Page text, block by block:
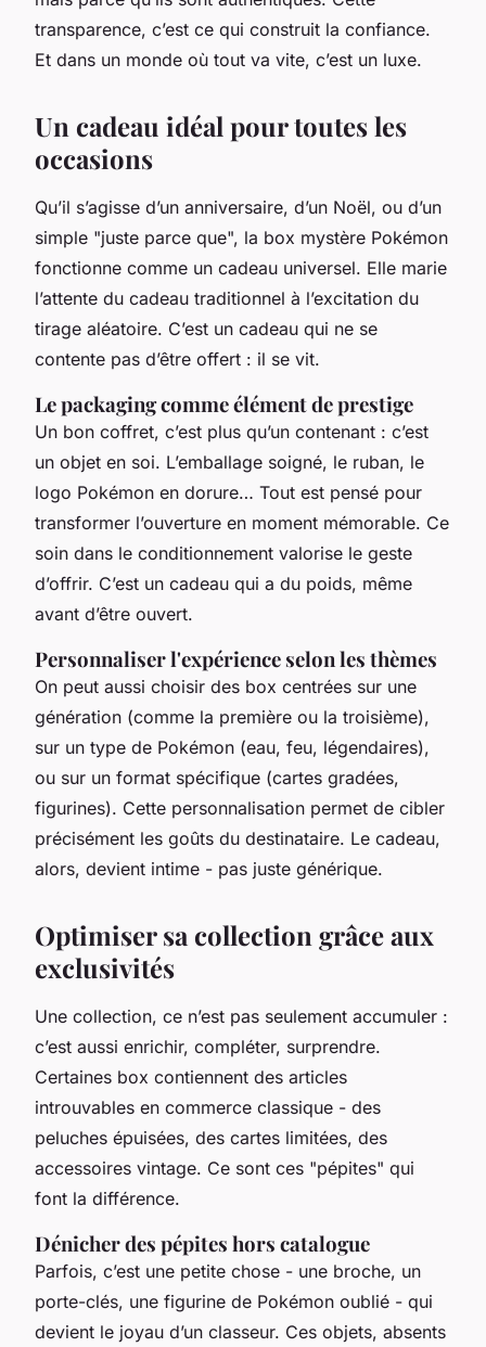
transparence, c’est ce qui construit la confiance.
Et dans un monde où tout va vite, c’est un luxe.
Un cadeau idéal pour toutes les
occasions
Qu’il s’agisse d’un anniversaire, d’un Noël, ou d’un
simple "juste parce que", la box mystère Pokémon
fonctionne comme un cadeau universel. Elle marie
l’attente du cadeau traditionnel à l’excitation du
tirage aléatoire. C’est un cadeau qui ne se
contente pas d’être offert : il se vit.
Le packaging comme élément de prestige
Un bon coffret, c’est plus qu’un contenant : c’est
un objet en soi. L’emballage soigné, le ruban, le
logo Pokémon en dorure… Tout est pensé pour
transformer l’ouverture en moment mémorable. Ce
soin dans le conditionnement valorise le geste
d’offrir. C’est un cadeau qui a du poids, même
avant d’être ouvert.
Personnaliser l'expérience selon les thèmes
On peut aussi choisir des box centrées sur une
génération (comme la première ou la troisième),
sur un type de Pokémon (eau, feu, légendaires),
ou sur un format spécifique (cartes gradées,
figurines). Cette personnalisation permet de cibler
précisément les goûts du destinataire. Le cadeau,
alors, devient intime - pas juste générique.
Optimiser sa collection grâce aux
exclusivités
Une collection, ce n’est pas seulement accumuler :
c’est aussi enrichir, compléter, surprendre.
Certaines box contiennent des articles
introuvables en commerce classique - des
peluches épuisées, des cartes limitées, des
accessoires vintage. Ce sont ces "pépites" qui
font la différence.
Dénicher des pépites hors catalogue
Parfois, c’est une petite chose - une broche, un
porte-clés, une figurine de Pokémon oublié - qui
devient le joyau d’un classeur. Ces objets, absents